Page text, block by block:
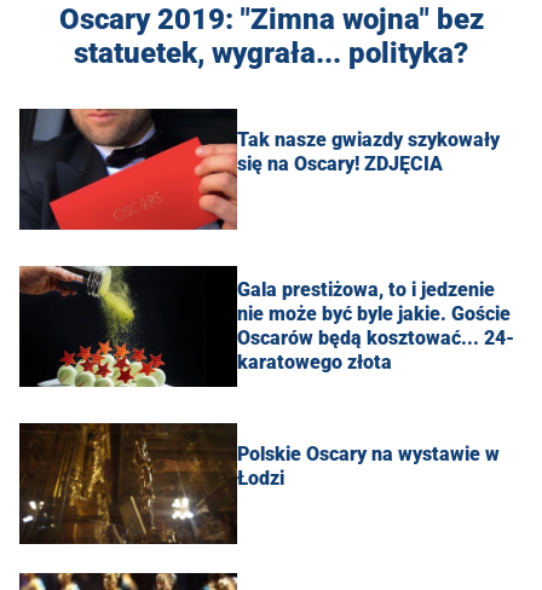
Oscary 2019: "Zimna wojna" bez
statuetek, wygrała... polityka?
Tak nasze gwiazdy szykowały
się na Oscary! ZDJĘCIA
Gala prestiżowa, to i jedzenie
nie może być byle jakie. Goście
Oscarów będą kosztować... 24-
karatowego złota
Polskie Oscary na wystawie w
Łodzi